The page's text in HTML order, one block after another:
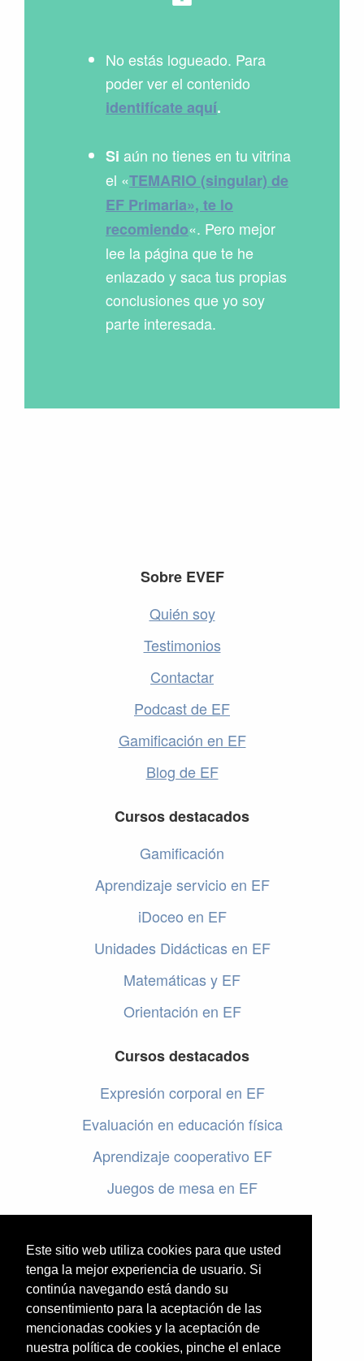
Este sitio web utiliza cookies para que usted
tenga la mejor experiencia de usuario. Si
continúa navegando está dando su
consentimiento para la aceptación de las
mencionadas cookies y la aceptación de
nuestra política de cookies, pinche el enlace
No estás logueado. Para
poder ver el contenido
identifícate aquí.
Si aún no tienes en tu vitrina
el «TEMARIO (singular) de
EF Primaria», te lo
recomiendo«. Pero mejor
lee la página que te he
enlazado y saca tus propias
conclusiones que yo soy
parte interesada.
Sobre EVEF
Quién soy
Testimonios
Contactar
Podcast de EF
Gamificación en EF
Blog de EF
Cursos destacados
Gamificación
Aprendizaje servicio en EF
iDoceo en EF
Unidades Didácticas en EF
Matemáticas y EF
Orientación en EF
Cursos destacados
Expresión corporal en EF
Evaluación en educación física
Aprendizaje cooperativo EF
Juegos de mesa en EF
Programar en EF
Cursos online de educación física
Artículos destacados
Evaluación en educación física